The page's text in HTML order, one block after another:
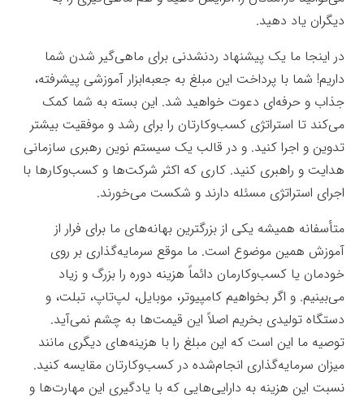
دیگران یاد دهید.
در اینجا ما یک پیشنهاد ردنشدنی برای ماهی‌گیر شدن شما
داریم! شما با پرداخت این مبلغ به جعبه‌ابزار آموزشی پیشرفته،
جذاب و حرفه‌ای دعوت خواهید شد. این بسته به شما کمک
می‌کند تا استراتژی کسب‌وکارتان را برای رشد و موفقیت بیشتر
تدوین و اجرا کنید. و در قالب یک سیستم نوین رهبری سازمانی
هدایت و راهبری کنید. کاری که اکثر شرکت‌ها و کسب‌وکارها با
اجرای استراتژی مسئله دارند و شکست می‌خورند.
متأسفانه همیشه یکی از بزرگترین بهانه‌های ما برای فرار از
آموزش همین موضوع است. ما موقع سرمایه‌گذاری بر روی
خودمان یا کسب‌وکارمان دائماً هزینه دوره را بزرگ و زیاد
می‌بینیم. و اگر بخواهیم کامپیوتر، موبایل، لپ‌تاپ، تبلت، و
دستگاه تولیدی بخریم اصلاً این قیمت‌ها به چشم نمی‌آید.
توصیه ما این است که این مبلغ را با هزینه‌های دیگری مانند
میزان سرمایه‌گذاری انجام‌شده در کسب‌وکارتان مقایسه کنید.
نسبت این هزینه به دارایی‌هایی که با یادگیری این مهارت‌ها و